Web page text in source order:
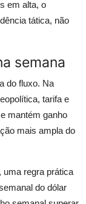
em alta, o
tática, não
semana
do fluxo. Na
tarifa e
mantém ganho
mais ampla do
uma regra prática
do dólar